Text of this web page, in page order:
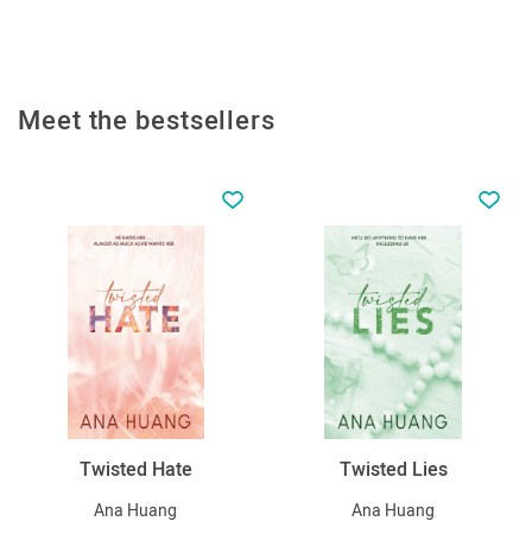
Meet the bestsellers
Twisted Hate
Ana Huang
Twisted Lies
Ana Huang